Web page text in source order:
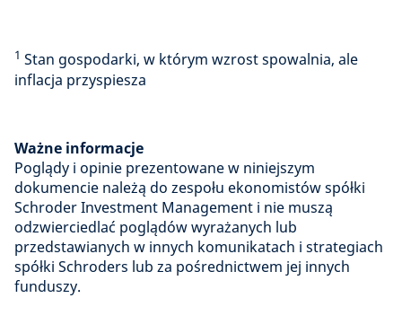
1 Stan gospodarki, w którym wzrost spowalnia, ale
inflacja przyspiesza
Ważne informacje
Poglądy i opinie prezentowane w niniejszym
dokumencie należą do zespołu ekonomistów spółki
Schroder Investment Management i nie muszą
odzwierciedlać poglądów wyrażanych lub
przedstawianych w innych komunikatach i strategiach
spółki Schroders lub za pośrednictwem jej innych
funduszy.